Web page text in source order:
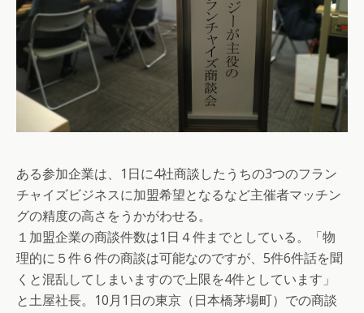
ある参加企業は、1日に4社商談したうちの3つのフラン
チャイズビジネスに加盟希望となるなど主催者マッチン
グの精度の高さをうかがわせる。
１加盟企業の商談件数は1日４件までとしている。「物
理的に５件６件の商談は可能なのですが、5件6件話を聞
くと混乱してしまいますので上限を4件としています」
と土屋社長。10月1日の東京（日本橋茅場町）での商談